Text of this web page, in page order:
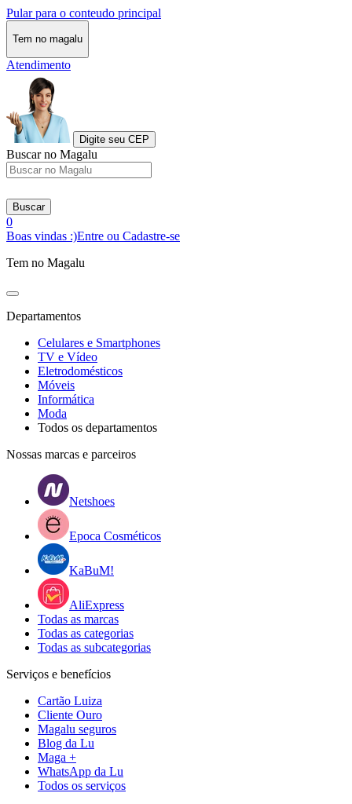
Pular para o conteudo principal
Tem no magalu
Atendimento
Digite seu CEP
Buscar no Magalu
Buscar
0
Boas vindas :)Entre ou Cadastre-se
Tem no Magalu
Departamentos
Celulares e Smartphones
TV e Vídeo
Eletrodomésticos
Móveis
Informática
Moda
Todos os departamentos
Nossas marcas e parceiros
Netshoes
Epoca Cosméticos
KaBuM!
AliExpress
Todas as marcas
Todas as categorias
Todas as subcategorias
Serviços e benefícios
Cartão Luiza
Cliente Ouro
Magalu seguros
Blog da Lu
Maga +
WhatsApp da Lu
Todos os serviços